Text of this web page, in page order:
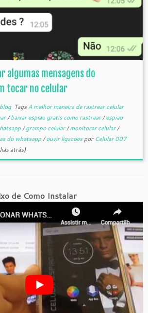
algumas mensagens do
tocar no celular
blog Tags A melhor maneira de rastrear celular
/baixar espiao gratis como rastrear/espiao
/grampo celular/monitorar celular/
do whatsapp/ouvir ligacoespor Celular 007
atrás)
de Como Instalar